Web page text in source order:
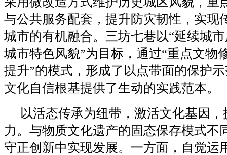
与公共服务配套，提升防灾韧性，实现
城市的有机融合。三坊七巷以“延续城
城市特色风貌”为目标，通过“重点文物
提升”的模式，形成了以点带面的保护
文化自信根基提供了生动的实践范本。
以活态传承为纽带，激活文化基因
力。与物质文化遗产的固态保存模式不
守正创新中实现发展。一方面，自觉运